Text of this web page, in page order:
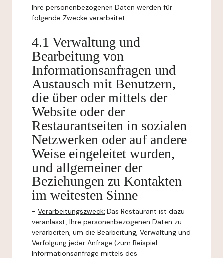
Ihre personenbezogenen Daten werden für
folgende Zwecke verarbeitet:
4.1 Verwaltung und
Bearbeitung von
Informationsanfragen und
Austausch mit Benutzern,
die über oder mittels der
Website oder der
Restaurantseiten in sozialen
Netzwerken oder auf andere
Weise eingeleitet wurden,
und allgemeiner der
Beziehungen zu Kontakten
im weitesten Sinne
- Verarbeitungszweck: Das Restaurant ist dazu
veranlasst, Ihre personenbezogenen Daten zu
verarbeiten, um die Bearbeitung, Verwaltung und
Verfolgung jeder Anfrage (zum Beispiel
Informationsanfrage mittels des